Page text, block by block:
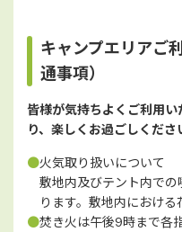
キャンプエリアご
通事項）
皆様が気持ちよくご利用
り、楽しくお過ごしくださ
●火気取り扱いについて
敷地内及びテント内で
ります。敷地内における
●焚き火は午後9時まで各